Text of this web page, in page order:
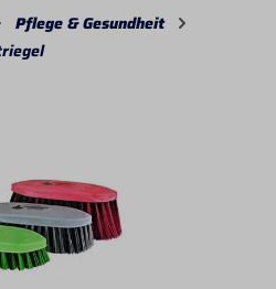
Pflege & Gesundheit